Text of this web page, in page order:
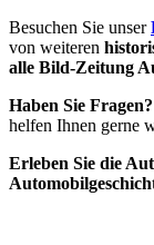
Besuchen Sie unser
von weiteren
alle Bild-Zeitung
Haben Sie Fragen?
helfen Ihnen gerne
Erleben Sie die